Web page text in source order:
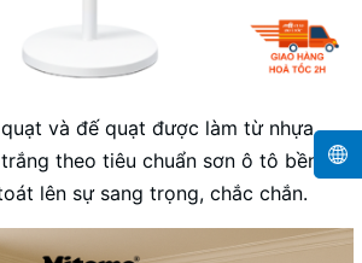
và đế quạt được làm từ nhựa
theo tiêu chuẩn sơn ô tô bền
lên sự sang trọng, chắc chắn.